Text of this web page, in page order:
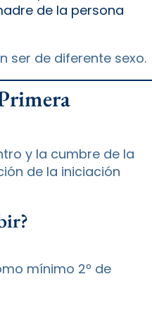
de la persona
ser de diferente sexo.
y la cumbre de la
de la iniciación
mínimo 2º de